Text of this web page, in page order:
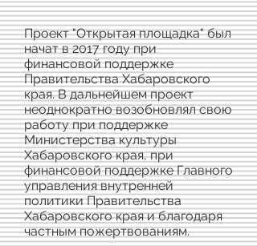
Проект "Открытая площадка" был
начат в 2017 году при
финансовой поддержке
Правительства Хабаровского
края. В дальнейшем проект
неоднократно возобновлял свою
работу при поддержке
Министерства культуры
Хабаровского края, при
финансовой поддержке Главного
управления внутренней
политики Правительства
Хабаровского краяи благодаря
частным пожертвованиям.